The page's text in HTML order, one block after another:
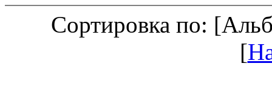
Сортировка по:
[